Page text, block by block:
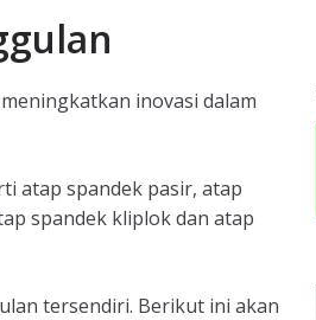
inovasi dalam
atap spandek pasir, atap
spandek kliplok dan atap
tersendiri. Berikut ini akan